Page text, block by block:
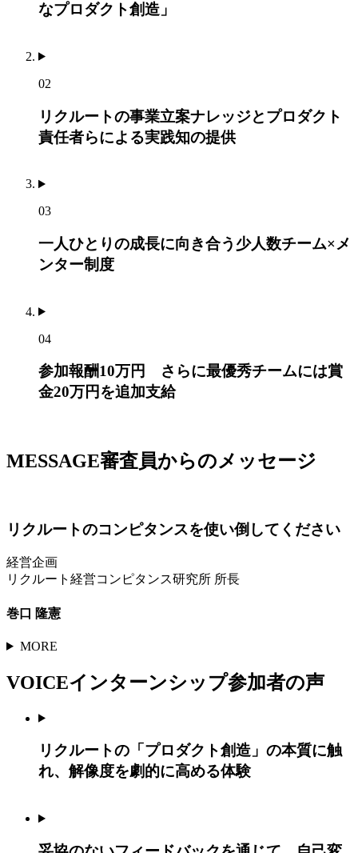
なプロダクト創造」
02
リクルートの事業立案ナレッジとプロダクト
責任者らによる実践知の提供
03
一人ひとりの成長に向き合う少人数チーム×メ
ンター制度
04
参加報酬10万円 さらに最優秀チームには賞
金20万円を追加支給
MESSAGE審査員からのメッセージ
リクルートのコンピタンスを使い倒してください
経営企画
リクルート経営コンピタンス研究所 所長
巻口 隆憲
MORE
VOICEインターンシップ参加者の声
リクルートの「プロダクト創造」の本質に触
れ、解像度を劇的に高める体験